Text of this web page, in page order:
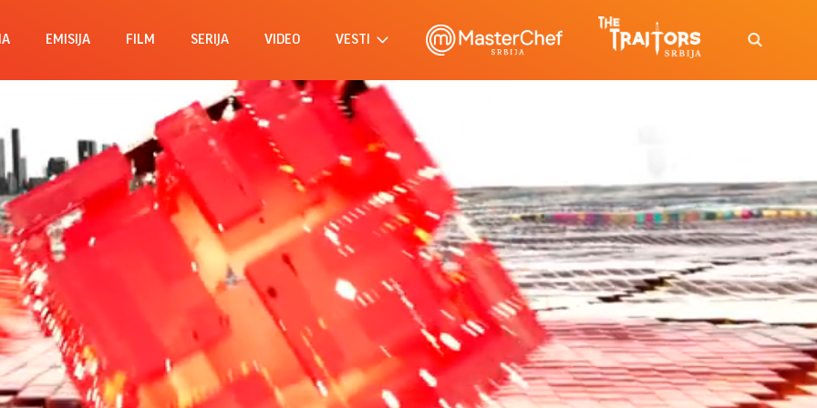
EMISIJA FILM SERIJA VIDEO VESTI